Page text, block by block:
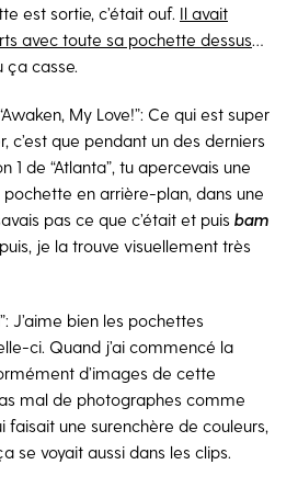
est sortie, c’était ouf. Il avait
avec toute sa pochette dessus…
ça casse.
My Love!”: Ce qui est super
c’est que pendant un des derniers
1 de “Atlanta”, tu apercevais une
en arrière-plan, dans une
pas ce que c’était et puis bam
je la trouve visuellement très
J’aime bien les pochettes
ci. Quand j’ai commencé la
d’images de cette
mal de photographes comme
faisait une surenchère de couleurs,
se voyait aussi dans les clips.